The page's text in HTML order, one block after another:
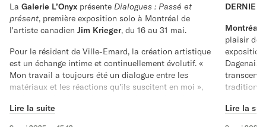
La Galerie L’Onyx présente Dialogues : Passé et
présent, première exposition solo à Montréal de
l'artiste canadien Jim Krieger, du 16 au 31 mai.
Pour le résident de Ville-Emard, la création artistique
est un échange intime et continuellement évolutif. «
Mon travail a toujours été un dialogue entre les
matériaux et les réactions qu'ils suscitent en moi »,
réalité, mais à en inventer une nouvelle, plus
Lire la suite
Montréal,
plaisir de
Dagenais
Lire la